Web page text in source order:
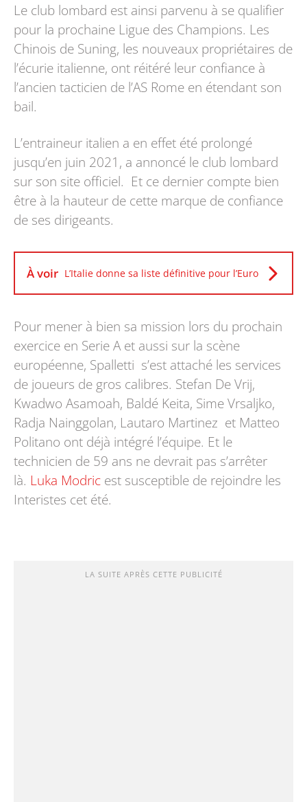
Le club lombard est ainsi parvenu à se qualifier
pour la prochaine Ligue des Champions. Les
Chinois de Suning, les nouveaux propriétaires de
l’écurie italienne, ont réitéré leur confiance à
l’ancien tacticien de l’AS Rome en étendant son
bail.
L’entraineur italien a en effet été prolongé
jusqu’en juin 2021, a annoncé le club lombard
sur son site officiel. Et ce dernier compte bien
être à la hauteur de cette marque de confiance
de ses dirigeants.
À voir L’Italie donne sa liste définitive pour l’Euro
Pour mener à bien sa mission lors du prochain
exercice en Serie A et aussi sur la scène
européenne, Spalletti s’est attaché les services
de joueurs de gros calibres. Stefan De Vrij,
Kwadwo Asamoah, Baldé Keita, Sime Vrsaljko,
Radja Nainggolan, Lautaro Martinez et Matteo
Politano ont déjà intégré l’équipe. Et le
technicien de 59 ans ne devrait pas s’arrêter
là. Luka Modric est susceptible de rejoindre les
Interistes cet été.
LA SUITE APRÈS CETTE PUBLICITÉ